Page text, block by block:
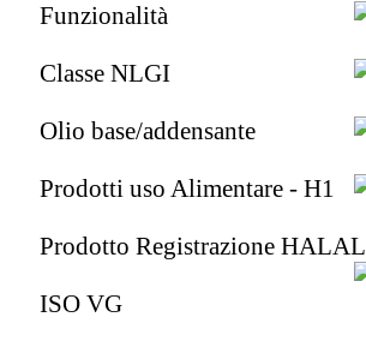
Funzionalità
Classe NLGI
Olio base/addensante
Prodotti uso Alimentare - H1
Prodotto Registrazione HALAL
ISO VG